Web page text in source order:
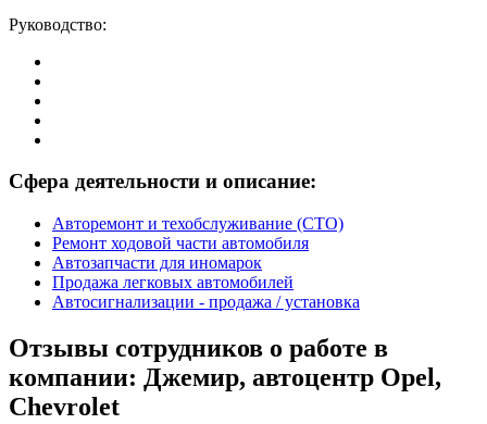
Руководство:
Сфера деятельности и описание:
Авторемонт и техобслуживание (СТО)
Ремонт ходовой части автомобиля
Автозапчасти для иномарок
Продажа легковых автомобилей
Автосигнализации - продажа / установка
Отзывы сотрудников о работе в
компании: Джемир, автоцентр Opel,
Chevrolet